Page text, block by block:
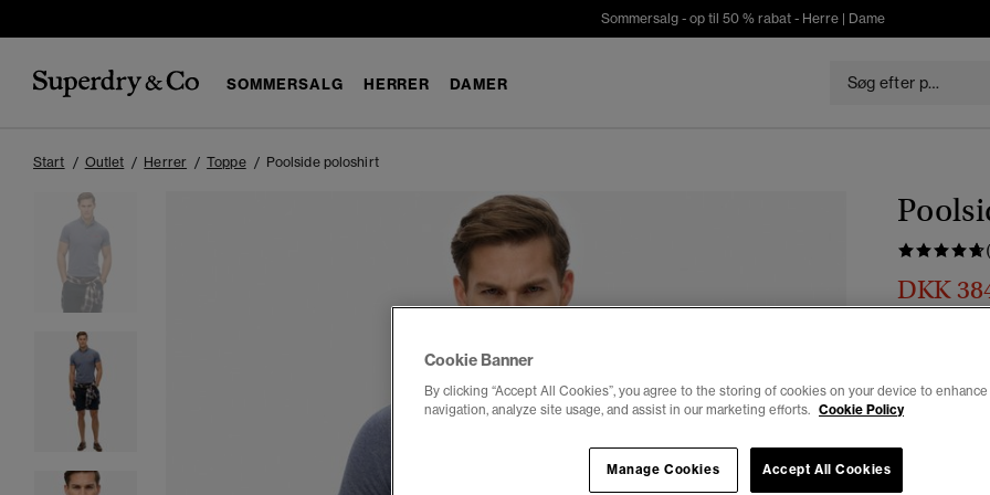
Sommersalg - op til 50 % rabat - Herre| Dame
SOMMERSALG HERRER DAMER
Start Outlet Herrer Toppe Poolside poloshirt
DKK
Cookie Banner
By clicking “Accept All Cookies”, you agree to the storing of cookies on your device to
navigation, analyze site usage, and assist in our marketing efforts. Cookie Policy
Accept All Cookies
Manage Cookies